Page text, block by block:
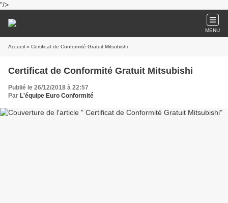
"/>
MENU
Accueil » Certificat de Conformité Gratuit Mitsubishi
Certificat de Conformité Gratuit Mitsubishi
Publié le 26/12/2018 à 22:57
Par L'équipe Euro Conformité